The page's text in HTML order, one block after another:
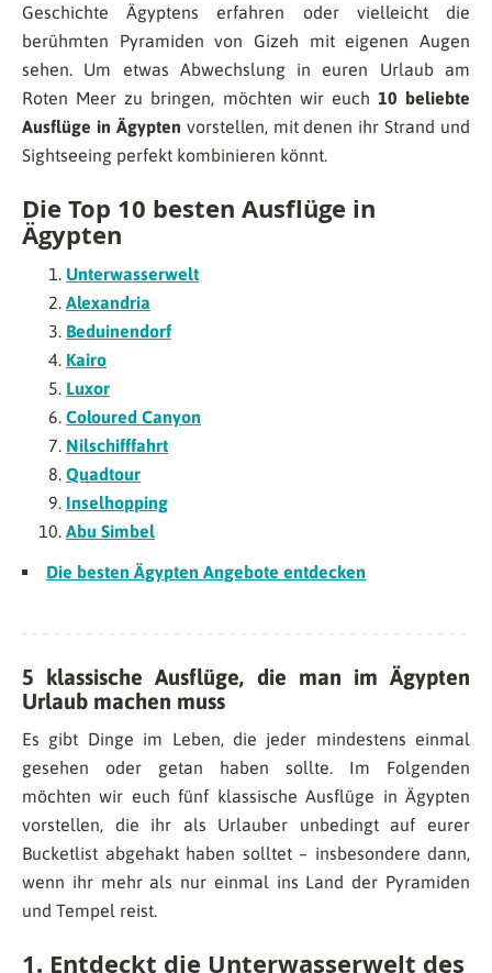
Geschichte Ägyptens erfahren oder vielleicht die
berühmten Pyramiden von Gizeh mit eigenen Augen
sehen. Um etwas Abwechslung in euren Urlaub am
Roten Meer zu bringen, möchten wir euch 10 beliebte
Ausflüge in Ägypten vorstellen, mit denen ihr Strand und
Sightseeing perfekt kombinieren könnt.
Die Top 10 besten Ausflüge in
Ägypten
Unterwasserwelt
Alexandria
Beduinendorf
Kairo
Luxor
Coloured Canyon
Nilschifffahrt
Quadtour
Inselhopping
Abu Simbel
Die besten Ägypten Angebote entdecken
5 klassische Ausflüge, die man im Ägypten
Urlaub machen muss
Es gibt Dinge im Leben, die jeder mindestens einmal
gesehen oder getan haben sollte. Im Folgenden
möchten wir euch fünf klassische Ausflüge in Ägypten
vorstellen, die ihr als Urlauber unbedingt auf eurer
Bucketlist abgehakt haben solltet – insbesondere dann,
wenn ihr mehr als nur einmal ins Land der Pyramiden
und Tempel reist.
1. Entdeckt die Unterwasserwelt des